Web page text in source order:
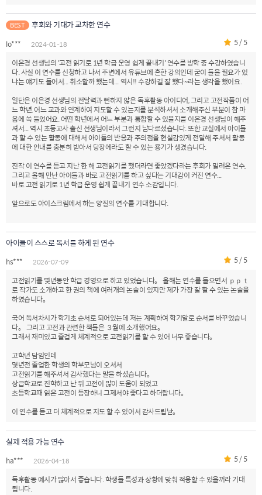
BEST 후회와 기대가 교차한 연수
lo*** 2024-01-18
5 / 5
이은경 선생님의 '고전 읽기로 1년 학급 운영 쉽게 끝내기' 연수를 방학 중 수강하였습니
다. 사실 이 연수를 신청하고 나서 주변에서 유튜브에 흔한 강의인데 굳이 들을 필요가 있
냐는 얘기도 들어서... 취소할까 했는데... 역시!! 수강하길 잘 했다~라는 생각을 했어요.
일단은 이은경 선생님의 전달력과 뻔하지 않은 독후활동 아이디어, 그리고 고전작품이 어
느 학년, 어느 교과와 연계하여 지도할 수 있는지를 분석하셔서 소개해주신 부분이 참 마
음에 쏙 들었어요. 어떤 학년에서 어느 부분과 통합할 수 있을지를 이은경 선생님이 해주
셔서... 역시 초등교사 출신 선생님이라서 그런지 남다르셨습니다. 또한 교실에서 아이들
과 할 수 있는 활동에 대해서 아이들의 반응과 주의점을 현실감있게 전달해 주셔서 활동
에 대한 안내를 충분히 받아서 당장에라도 할 수 있는 용기가 생겼습니다.
진작 이 연수를 듣고 지난 한 해 고전읽기를 했더라면 좋았겠다라는 후회가 밀려온 연수,
그리고 올해 만난 아이들과 바로 고전읽기를 하고 싶다는 기대감이 커진 연수...
바로 고전 읽기로 1년 학급 운영 쉽게 끝내기 연수 소감입니다.
앞으로도 아이스크림에서 하는 양질의 연수를 기대합니다.
아이들이 스스로 독서를 하게 된 연수
hs*** 2026-07-09
5 / 5
고전읽기를 몇년동안 학급 경영으로 하고 있었습니다。 올해는 연수를 들으면서 ｐｐｔ
로 작가도 소개하고 한 권의 책에 여러개의 논술이 있지만 제가 가장 잘 할 수 있는 논술을
하였습니다。
국어 독서차시가 학기초 순서로 되어있는데 저는 계획하여 학기말로 순서를 바꾸었습니
다。 그리고 고전과 관련한 책들은 ３월에 소개했어요。
그래서 재미있고 즐겁게 체계적으로 고전읽기를 할 수 있어 너무 좋습니다。
고학년 담임인데
몇년전 졸업한 학생의 학부모님이 오셔서
고전읽기를 해주셔서 감사했다는 말을 하셨습니다。
상급학교로 진학하고 난 뒤 고전이 많이 도움이 되었고
초등학교때 읽은 고전이 등장하니 그제서야 좋다고 하더랍니다。
이 연수를 듣고 더 체계적으로 지도 할 수 있어서 감사드립낟。
실제 적용 가능 연수
ha*** 2026-04-18
5 / 5
독후활동 예시가 많아서 좋습니다. 학생들 특성과 상황에 맞춰 적용할 수 있을꺼라 기대
됩니다.